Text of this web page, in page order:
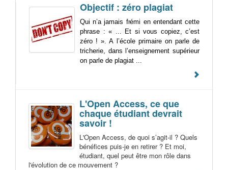
Objectif : zéro plagiat
Qui n’a jamais frémi en entendant cette
phrase : « ... Et si vous copiez, c’est
zéro ! ». A l’école primaire on parle de
tricherie, dans l’enseignement supérieur
on parle de plagiat ...
L'Open Access, ce que
chaque étudiant devrait
savoir !
L'Open Access, de quoi s’agit-il ? Quels
bénéfices puis-je en retirer ? Et moi,
étudiant, quel peut être mon rôle dans
l'évolution de ce mouvement ?